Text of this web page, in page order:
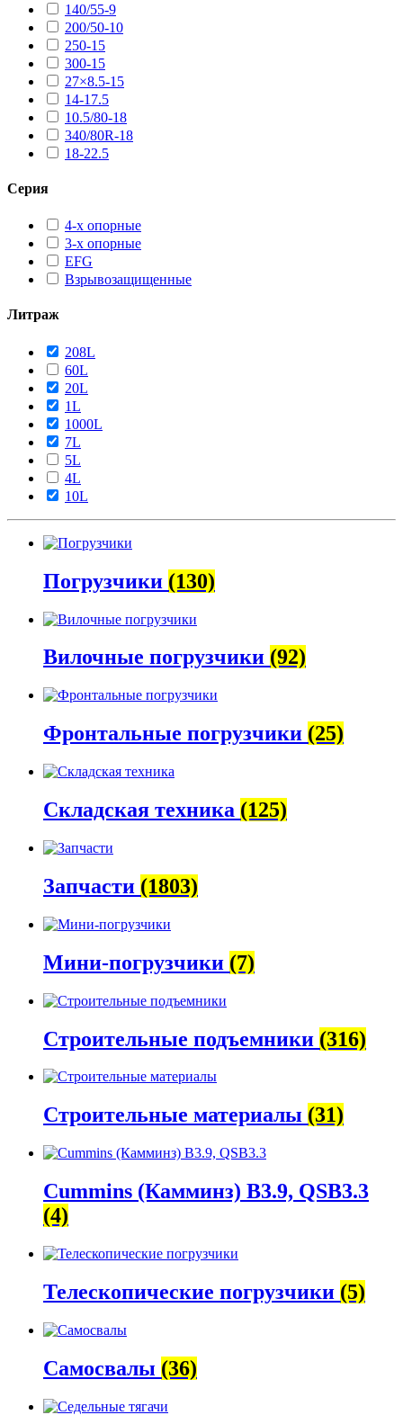
140/55-9
200/50-10
250-15
300-15
27×8.5-15
14-17.5
10.5/80-18
340/80R-18
18-22.5
Серия
4-х опорные
3-х опорные
EFG
Взрывозащищенные
Литраж
208L
60L
20L
1L
1000L
7L
5L
4L
10L
Погрузчики (130)
Вилочные погрузчики (92)
Фронтальные погрузчики (25)
Складская техника (125)
Запчасти (1803)
Мини-погрузчики (7)
Строительные подъемники (316)
Строительные материалы (31)
Cummins (Камминз) B3.9, QSB3.3
(4)
Телескопические погрузчики (5)
Самосвалы (36)